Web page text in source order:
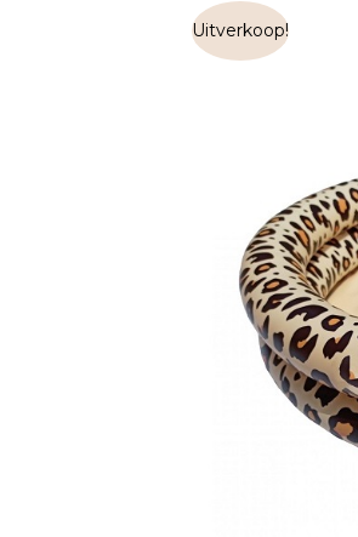
Uitverkoop!